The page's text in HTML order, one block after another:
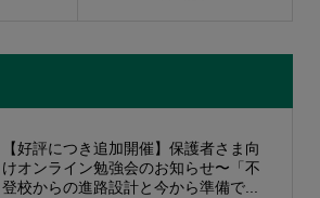
【好評につき追加開催】保護者さま向
けオンライン勉強会のお知らせ〜「不
登校からの進路設計と今から準備で...